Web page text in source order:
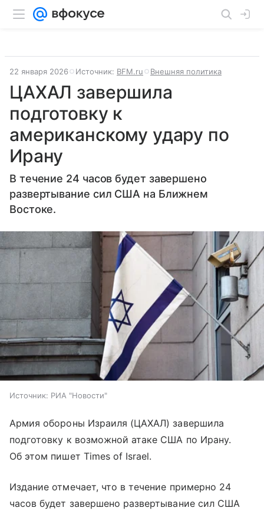
22 января 2026 Источник: BFM.ru Внешняя политика
ЦАХАЛ завершила
подготовку к
американскому удару по
Ирану
В течение 24 часов будет завершено
развертывание сил США на Ближнем
Востоке.
Источник: РИА "Новости"
Армия обороны Израиля (ЦАХАЛ) завершила
подготовку к возможной атаке США по Ирану.
Об этом пишет Times of Israel.
Издание отмечает, что в течение примерно 24
часов будет завершено развертывание сил США